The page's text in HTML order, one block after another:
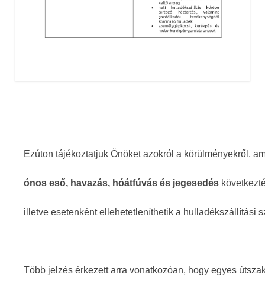
Ezúton tájékoztatjuk Önöket azokról a körülményekről,
ónos eső, havazás, hóátfúvás és jegesedés
illetve esetenként ellehetetleníthetik a hulladékszállítási
Több jelzés érkezett arra vonatkozóan, hogy egyes